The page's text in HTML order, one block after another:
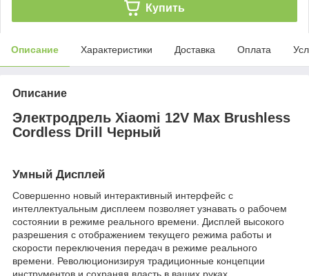
Купить
Описание Характеристики Доставка Оплата
Описание
Электродрель Xiaomi 12V Max Brushless
Cordless Drill Черный
Умный Дисплей
Совершенно новый интерактивный интерфейс с
интеллектуальным дисплеем позволяет узнавать о рабочем
состоянии в режиме реального времени. Дисплей высокого
разрешения с отображением текущего режима работы и
скорости переключения передач в режиме реального
времени. Революционизируя традиционные концепции